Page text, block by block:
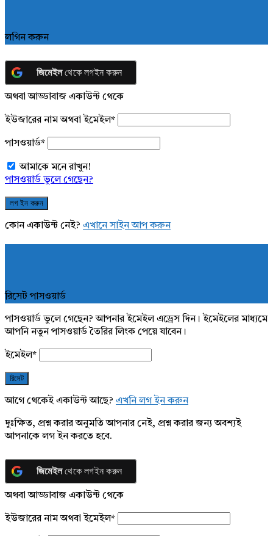
লগিন করুন
জিমেইলথেকে লগইন করুন
অথবা আড্ডাবাজ একাউন্ট থেকে
ইউজারের নাম অথবা ইমেইল*
পাসওয়ার্ড*
আমাকে মনে রাখুন!
পাসওয়ার্ড ভুলে গেছেন?
কোন একাউন্ট নেই? এখানে সাইন আপ করুন
রিসেট পাসওয়ার্ড
পাসওয়ার্ড ভুলে গেছেন? আপনার ইমেইল এড্রেস দিন। ইমেইলের মাধ্যমে
আপনি নতুন পাসওয়ার্ড তৈরির লিংক পেয়ে যাবেন।
ইমেইল*
আগে থেকেই একাউন্ট আছে? এখনি লগ ইন করুন
দুঃক্ষিত, প্রশ্ন করার অনুমতি আপনার নেই, প্রশ্ন করার জন্য অবশ্যই
আপনাকে লগ ইন করতে হবে.
জিমেইলথেকে লগইন করুন
অথবা আড্ডাবাজ একাউন্ট থেকে
ইউজারের নাম অথবা ইমেইল*